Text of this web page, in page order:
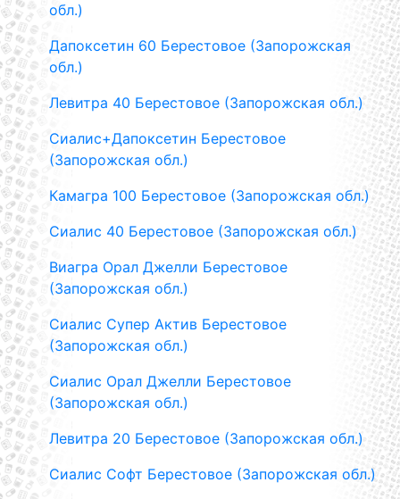
обл.)
Дапоксетин 60 Берестовое (Запорожская
обл.)
Левитра 40 Берестовое (Запорожская обл.)
Сиалис+Дапоксетин Берестовое
(Запорожская обл.)
Камагра 100 Берестовое (Запорожская обл.)
Сиалис 40 Берестовое (Запорожская обл.)
Виагра Орал Джелли Берестовое
(Запорожская обл.)
Сиалис Супер Актив Берестовое
(Запорожская обл.)
Сиалис Орал Джелли Берестовое
(Запорожская обл.)
Левитра 20 Берестовое (Запорожская обл.)
Сиалис Софт Берестовое (Запорожская обл.)